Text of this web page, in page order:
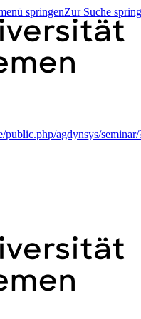
springenZur Suche
agdynsys/